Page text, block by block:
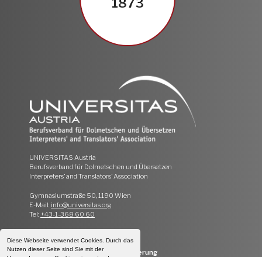
Diese Webseite verwendet Cookies. Durch das
Nutzen dieser Seite sind Sie mit der
UNIVERSITAS Austria
Berufsverband für Dolmetschen und Übersetzen
Interpreters‘ and Translators‘ Association
Gymnasiumstraße 50, 1190 Wien
E-Mail: info@universitas.org
Tel: +43-1-368 60 60
Webseiten Design & Programmierung